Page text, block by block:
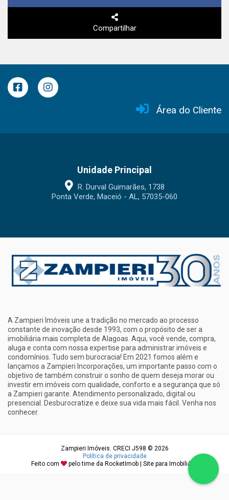
Compartilhar
Área do Cliente
Unidade Principal
R. Durval Guimarães, 1738
Ponta Verde, Maceió - AL, 57035-060
A Zampieri Imóveis une a tradição no mercado ao processo
constante de inovação desde 1993, com o propósito de ser a
imobiliária mais completa de Alagoas. Aqui, você vende, compra,
aluga e conta com nossa expertise para administrar imóveis e
condomínios. Tudo sem burocracia! Em 2021 fomos além e
lançamos a Zampieri Incorporações, um importante passo com o
objetivo de também construir o sonho de quem deseja morar ou
investir em imóveis com qualidade, conforto e a segurança que só
a Zampieri garante. Atendimento personalizado, digital ou
presencial. Desburocratize e deixe sua vida mais fácil. Venha nos
conhecer.
Zampieri Imóveis. CRECI J598 © 2026
Política de privacidade
Feito com
pelo time da RocketImob | Site para Imobiliária